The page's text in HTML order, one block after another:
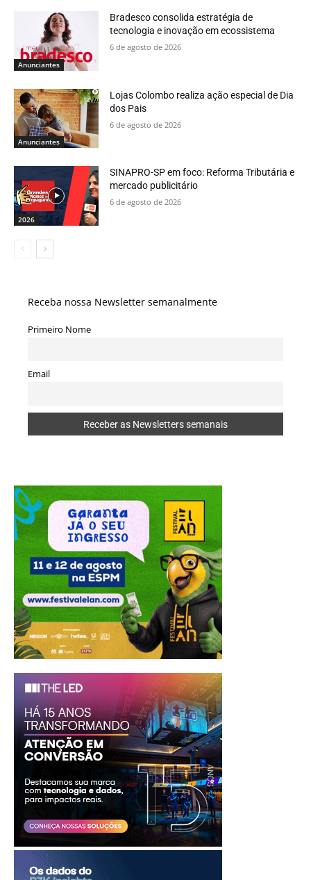
Anunciantes
Bradesco consolida estratégia de
tecnologia e inovação em ecossistema
6 de agosto de 2026
Anunciantes
Lojas Colombo realiza ação especial de Dia
dos Pais
6 de agosto de 2026
2026
SINAPRO-SP em foco: Reforma Tributária e
mercado publicitário
6 de agosto de 2026
Receba nossa Newsletter semanalmente
Primeiro Nome
Email